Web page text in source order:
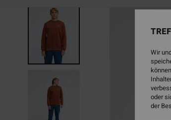
Wir
oder
der